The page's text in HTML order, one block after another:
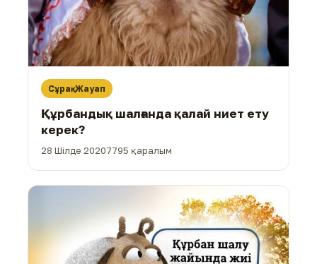
Сұрақ-Жауап
Құрбандық шалғанда қалай ниет ету
керек?
28 Шілде 20207795 қаралым